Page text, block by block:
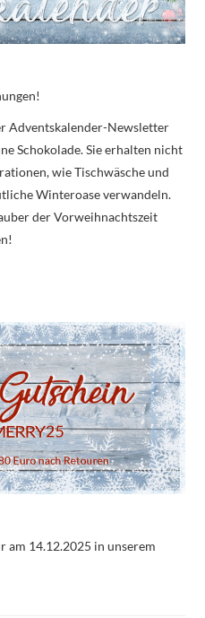
Adventskalender-Newsletter
Schokolade. Sie erhalten nicht
wie Tischwäsche und
Winteroase verwandeln.
der Vorweihnachtszeit
am 14.12.2025 in unserem